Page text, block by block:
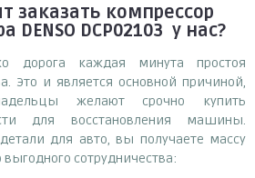
заказать компрессор
DCP02103 у нас?
дорога каждая минута простоя
Это и является основной причиной,
желают срочно купить
для восстановления машины.
для авто, вы получаете массу
сотрудничества: